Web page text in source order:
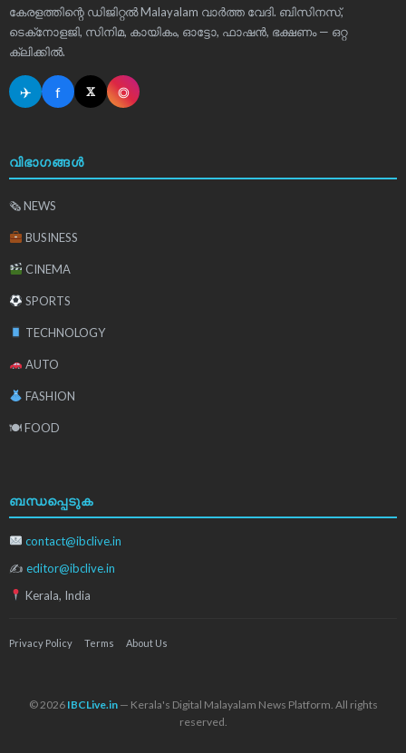
കേരളത്തിന്റെ ഡിജിറ്റൽ Malayalam വാർത്ത വേദി. ബിസിനസ്,
ടെക്‌നോളജി, സിനിമ, കായികം, ഓട്ടോ, ഫാഷൻ, ഭക്ഷണം — ഒറ്റ
ക്ലിക്കിൽ.
✈ f 𝕏 ◎
വിഭാഗങ്ങൾ
🗞 NEWS
BUSINESS
CINEMA
SPORTS
TECHNOLOGY
AUTO
FASHION
🍽 FOOD
ബന്ധപ്പെടുക
contact@ibclive.in
✍ editor@ibclive.in
Kerala, India
Privacy Policy Terms About Us
© 2026 IBCLive.in— Kerala's Digital Malayalam News Platform. All rights
reserved.